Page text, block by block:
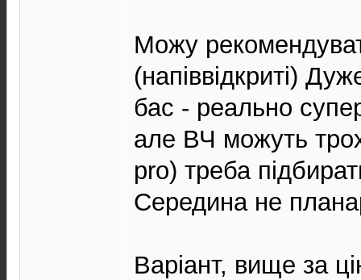
Можу
(напіввідкриті)
бас - реально
але ВЧ можуть
pro) треба
Середина не
Варіант, вище за